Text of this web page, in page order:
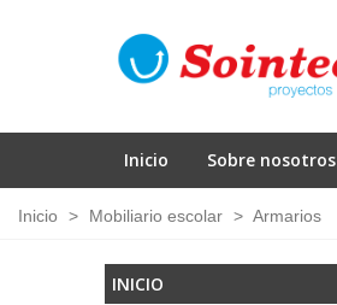
Inicio Sobre nosotros
Inicio > Mobiliario escolar > Armarios
INICIO